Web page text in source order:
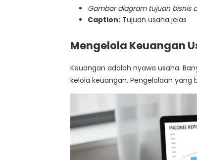
Gambar diagram tujuan bisnis
Caption: Tujuan usaha jelas
Mengelola Keuangan
Keuangan adalah nyawa usaha.
kelola keuangan. Pengelolaan